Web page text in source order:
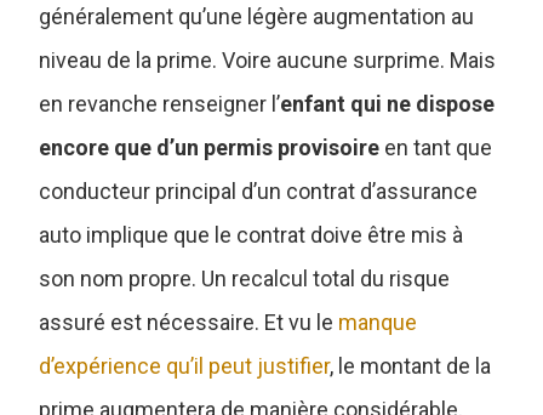
généralement qu’une légère augmentation au
niveau de la prime. Voire aucune surprime. Mais
en revanche renseigner l’enfant qui ne dispose
encore que d’un permis provisoire en tant que
conducteur principal d’un contrat d’assurance
auto implique que le contrat doive être mis à
son nom propre. Un recalcul total du risque
assuré est nécessaire. Et vu le manque
d’expérience qu’il peut justifier, le montant de la
prime augmentera de manière considérable.